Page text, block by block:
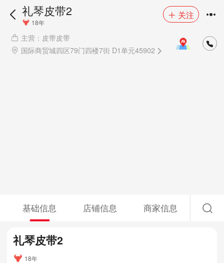
礼琴皮带2
18年
关注
主营：皮带皮带
国际商贸城四区79门四楼7街 D1单元45902
基础信息 店铺信息 商家信息
礼琴皮带2
18年